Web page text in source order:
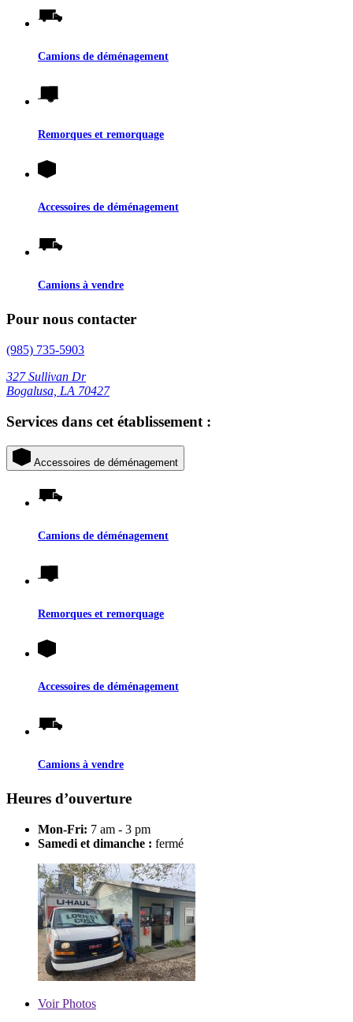
Camions de déménagement
Remorques et remorquage
Accessoires de déménagement
Camions à vendre
Pour nous contacter
(985) 735-5903
327 Sullivan Dr
Bogalusa, LA 70427
Services dans cet établissement :
Accessoires de déménagement
Camions de déménagement
Remorques et remorquage
Accessoires de déménagement
Camions à vendre
Heures d’ouverture
Mon-Fri: 7 am - 3 pm
Samedi et dimanche : fermé
VoirPhotos